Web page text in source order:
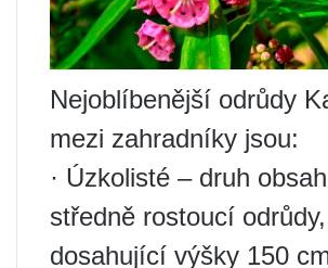
Nejoblíbenější odrůdy
mezi zahradníky jsou:
· Úzkolisté – druh
středně rostoucí odrůdy,
dosahující výšky 150